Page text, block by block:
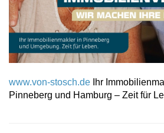
www.von-stosch.de Ihr
Pinneberg und Hamburg – Zeit für